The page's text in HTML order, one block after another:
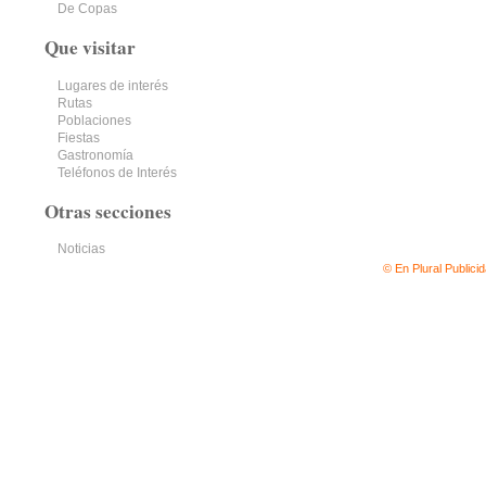
De Copas
Que visitar
Lugares de interés
Rutas
Poblaciones
Fiestas
Gastronomía
Teléfonos de Interés
Otras secciones
Noticias
© En Plural